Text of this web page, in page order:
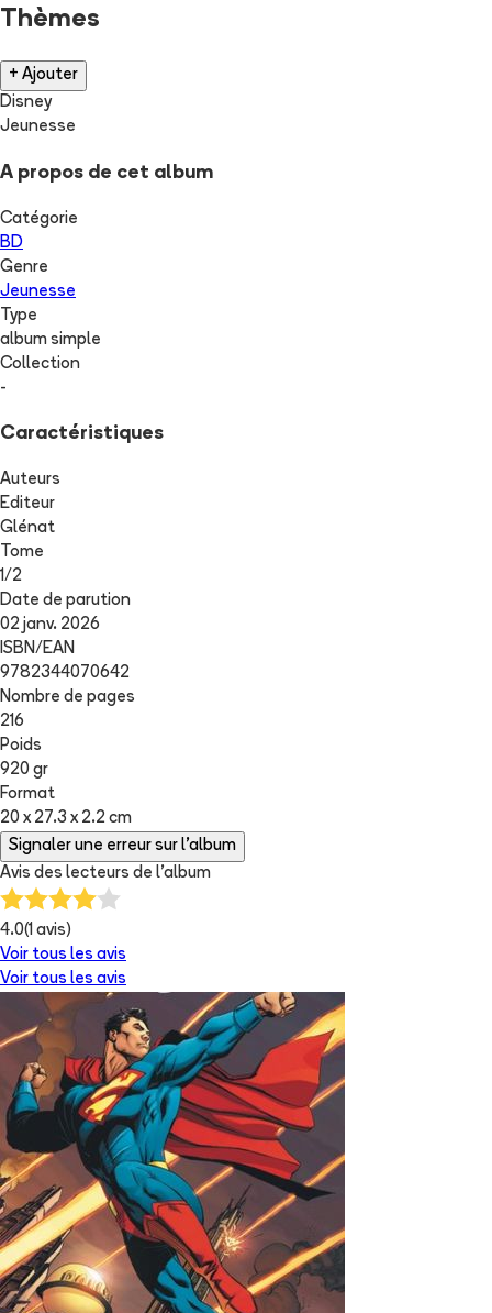
Thèmes
+ Ajouter
Disney
Jeunesse
A propos de cet album
Catégorie
BD
Genre
Jeunesse
Type
album simple
Collection
-
Caractéristiques
Auteurs
Editeur
Glénat
Tome
1/2
Date de parution
02 janv. 2026
ISBN/EAN
9782344070642
Nombre de pages
216
Poids
920 gr
Format
20 x 27.3 x 2.2 cm
Signaler une erreur sur l'album
Avis des lecteurs de l'album
4.0(1 avis)
Voir tous les avis
Voir tous les avis